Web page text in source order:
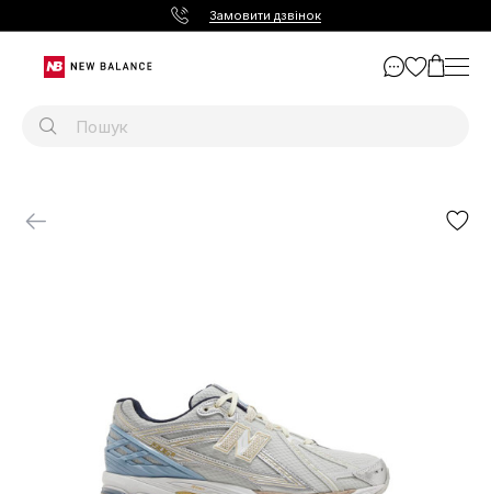
Замовити дзвінок